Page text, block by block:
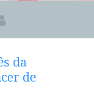
da
de